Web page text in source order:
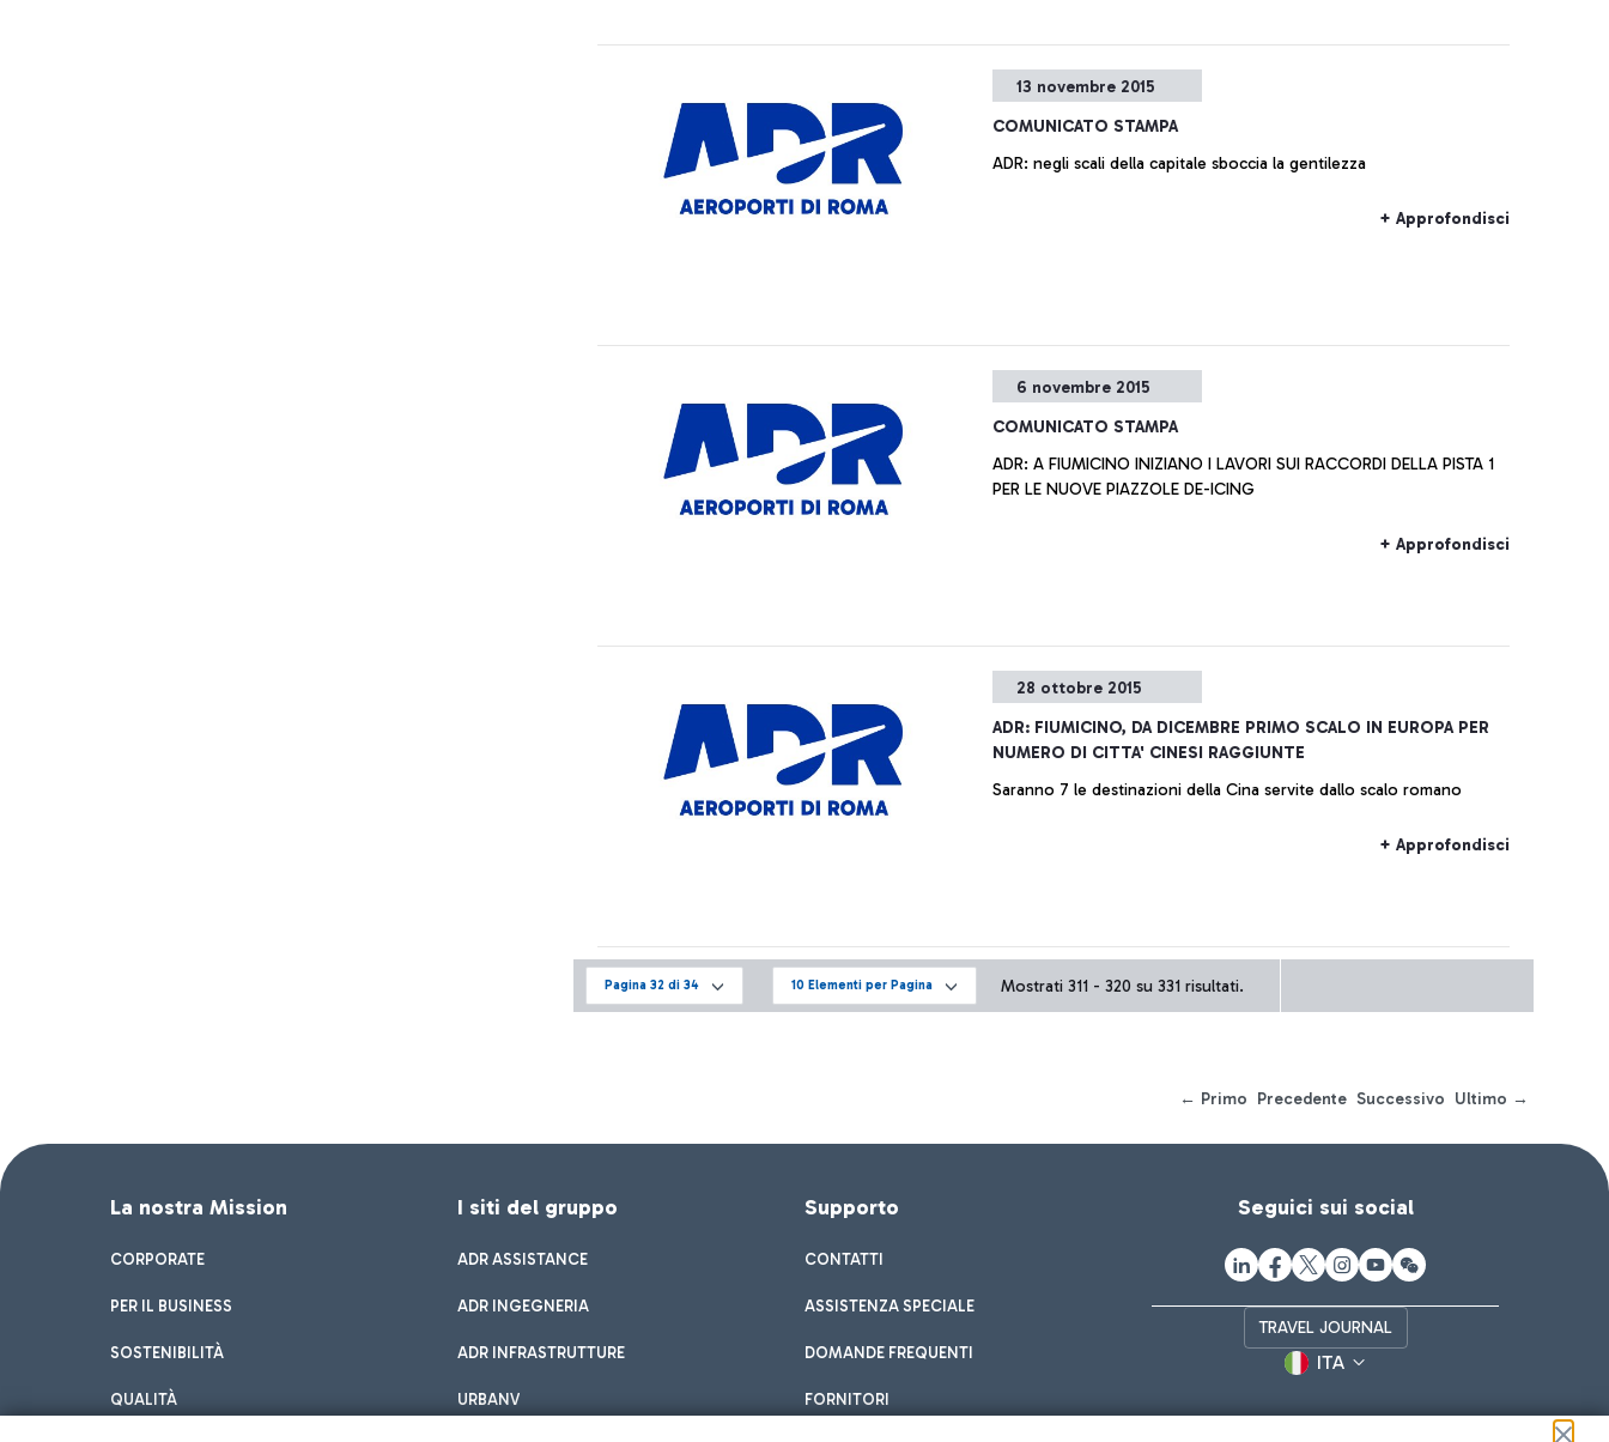
13 novembre 2015
COMUNICATO STAMPA
ADR: negli scali della capitale sboccia la gentilezza
+ Approfondisci
6 novembre 2015
COMUNICATO STAMPA
ADR: A FIUMICINO INIZIANO I LAVORI SUI RACCORDI DELLA PISTA 1
PER LE NUOVE PIAZZOLE DE-ICING
+ Approfondisci
28 ottobre 2015
ADR: FIUMICINO, DA DICEMBRE PRIMO SCALO IN EUROPA PER
NUMERO DI CITTA' CINESI RAGGIUNTE
Saranno 7 le destinazioni della Cina servite dallo scalo romano
+ Approfondisci
Pagina 32 di 34 10 Elementi per Pagina Mostrati 311 - 320 su 331 risultati.
← Primo Precedente Successivo Ultimo →
La nostra Mission
CORPORATE
PER IL BUSINESS
SOSTENIBILITÀ
QUALITÀ
I siti del gruppo
ADR ASSISTANCE
ADR INGEGNERIA
ADR INFRASTRUTTURE
URBANV
Supporto
CONTATTI
ASSISTENZA SPECIALE
DOMANDE FREQUENTI
FORNITORI
Seguici sui social
TRAVEL JOURNAL
ITA